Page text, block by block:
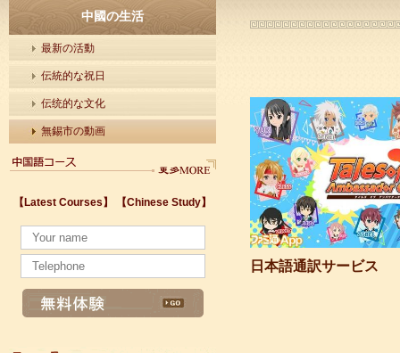
中國の生活
最新の活動
伝統的な祝日
伝统的な文化
無錫市の動画
【Latest Courses】 【Chinese Study】
中国語はどんな言葉？
太湖が無事に夏を送られるように早期警報モニタリングを始めた
黄莉新書記が中国モバイル江蘇支社の上層管理者と面会した
有名な師匠に弟子入りする
無錫第9回中国文化財保護無錫シンポジウムが開催
無錫第9回中国文化財保護無錫シンポジウムが開催
日本語通訳サービス